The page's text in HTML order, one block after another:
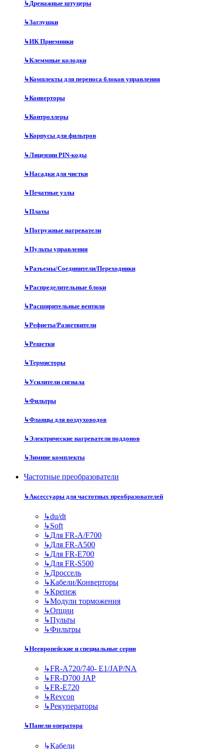
↳Дренажные штуцеры
↳Заглушки
↳ИК Приемники
↳Клеммные колодки
↳Комплекты для переноса блоков управления
↳Конверторы
↳Контроллеры
↳Корпусы для фильтров
↳Лицензии PIN-коды
↳Насадки для чистки
↳Печатные узлы
↳Платы
↳Погружные нагреватели
↳Пульты управления
↳Разъемы/Соединители/Переходники
↳Распределительные блоки
↳Расширительные вентили
↳Рефнеты/Разветвители
↳Решетки
↳Термисторы
↳Усилители сигнала
↳Фильтры
↳Фланцы для воздуховодов
↳Электрические нагреватели поддонов
↳Зимние комплекты
Частотные преобразователи
↳Аксессуары для частотных преобразователей
↳du/dt
↳Soft
↳Для FR-A/F700
↳Для FR-A500
↳Для FR-E700
↳Для FR-S500
↳Дроссель
↳Кабели/Конверторы
↳Крепеж
↳Модули торможения
↳Опции
↳Пульты
↳Фильтры
↳Неевропейские и специальные серии
↳FR-A720/740- E1/JAP/NA
↳FR-D700 JAP
↳FR-E720
↳Revcon
↳Рекуператоры
↳Панели оператора
↳Кабели